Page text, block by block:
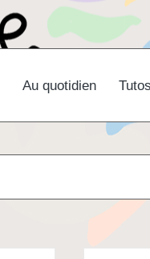
Au quotidien